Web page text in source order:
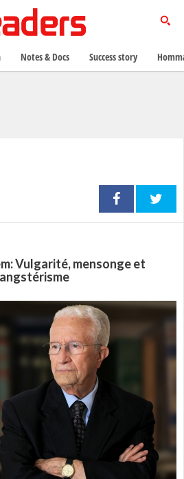
Vulgarité, mensonge et
Notes & Docs Success story